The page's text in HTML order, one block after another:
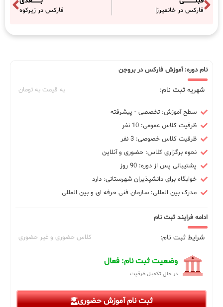
فارکس در خانمیرزا فارکس در زیرکوه
نام دوره: آموزش فارکس در بروجن
شهریه ثبت نام: به قیمت به تومان
سطح آموزش: تخصصی - پیشرفته
ظرفیت کلاس عمومی: 10 نفر
ظرفیت کلاس خصوصی: 3 نفر
نحوه برگزاری کلاس: حضوری و آنلاین
پشتیبانی پس از دوره: 90 روز
خوابگاه برای دانشپذیران شهرستانی: دارد
مدرک بین المللی: سازمان فنی حرفه ای و بین المللی
ادامه فرایند ثبت نام
شرایط ثبت نام: کلاس حضوری و غیر حضوری
وضعیت ثبت نام: فعال
در حال تکمیل ظرفیت
ثبت نام آموزش حضوری